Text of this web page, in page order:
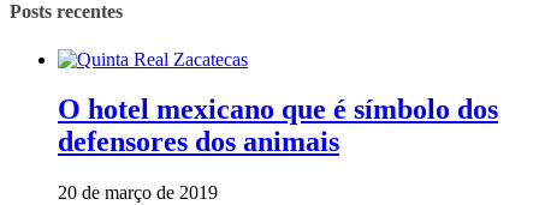
Posts recentes
O hotel mexicano que é símbolo dos
defensores dos animais
20 de março de 2019